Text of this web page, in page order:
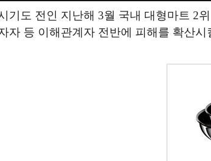
기도 전인 지난해 3월 국내 대형마트 2
자 등 이해관계자 전반에 피해를 확산